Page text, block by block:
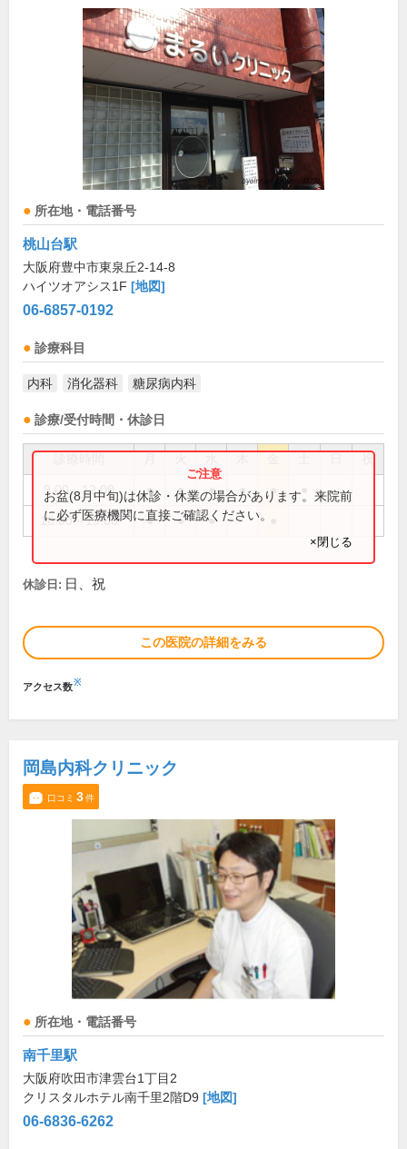
所在地・電話番号
桃山台駅
大阪府豊中市東泉丘2-14-8
ハイツオアシス1F [地図]
06-6857-0192
診療科目
内科 消化器科 糖尿病内科
診療/受付時間・休診日
祝
9:00～12:00 ● ● ● ● ●
16:00～19:00 ● ● ●
お盆(8月中旬)は休診・休業の場合があります。来院前
に必ず医療機関に直接ご確認ください。
×閉じる
休診日: 日、祝
この医院の詳細をみる
アクセス数※
岡島内科クリニック
口コミ 3件
所在地・電話番号
南千里駅
大阪府吹田市津雲台1丁目2
クリスタルホテル南千里2階D9 [地図]
06-6836-6262